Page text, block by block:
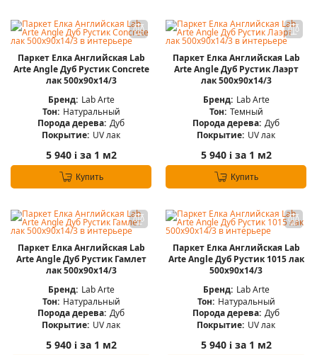
Паркет Елка Английская Lab
Arte Angle Дуб Рустик Concrete
лак 500х90х14/3
Бренд: Lab Arte
Тон: Натуральный
Порода дерева: Дуб
Покрытие: UV лак
5 940 iза 1 м2
Купить
Паркет Елка Английская Lab
Arte Angle Дуб Рустик Лаэрт
лак 500х90х14/3
Бренд: Lab Arte
Тон: Темный
Порода дерева: Дуб
Покрытие: UV лак
5 940 iза 1 м2
Купить
Паркет Елка Английская Lab
Arte Angle Дуб Рустик Гамлет
лак 500х90х14/3
Бренд: Lab Arte
Тон: Натуральный
Порода дерева: Дуб
Покрытие: UV лак
5 940 iза 1 м2
Паркет Елка Английская Lab
Arte Angle Дуб Рустик 1015 лак
500х90х14/3
Бренд: Lab Arte
Тон: Натуральный
Порода дерева: Дуб
Покрытие: UV лак
5 940 iза 1 м2